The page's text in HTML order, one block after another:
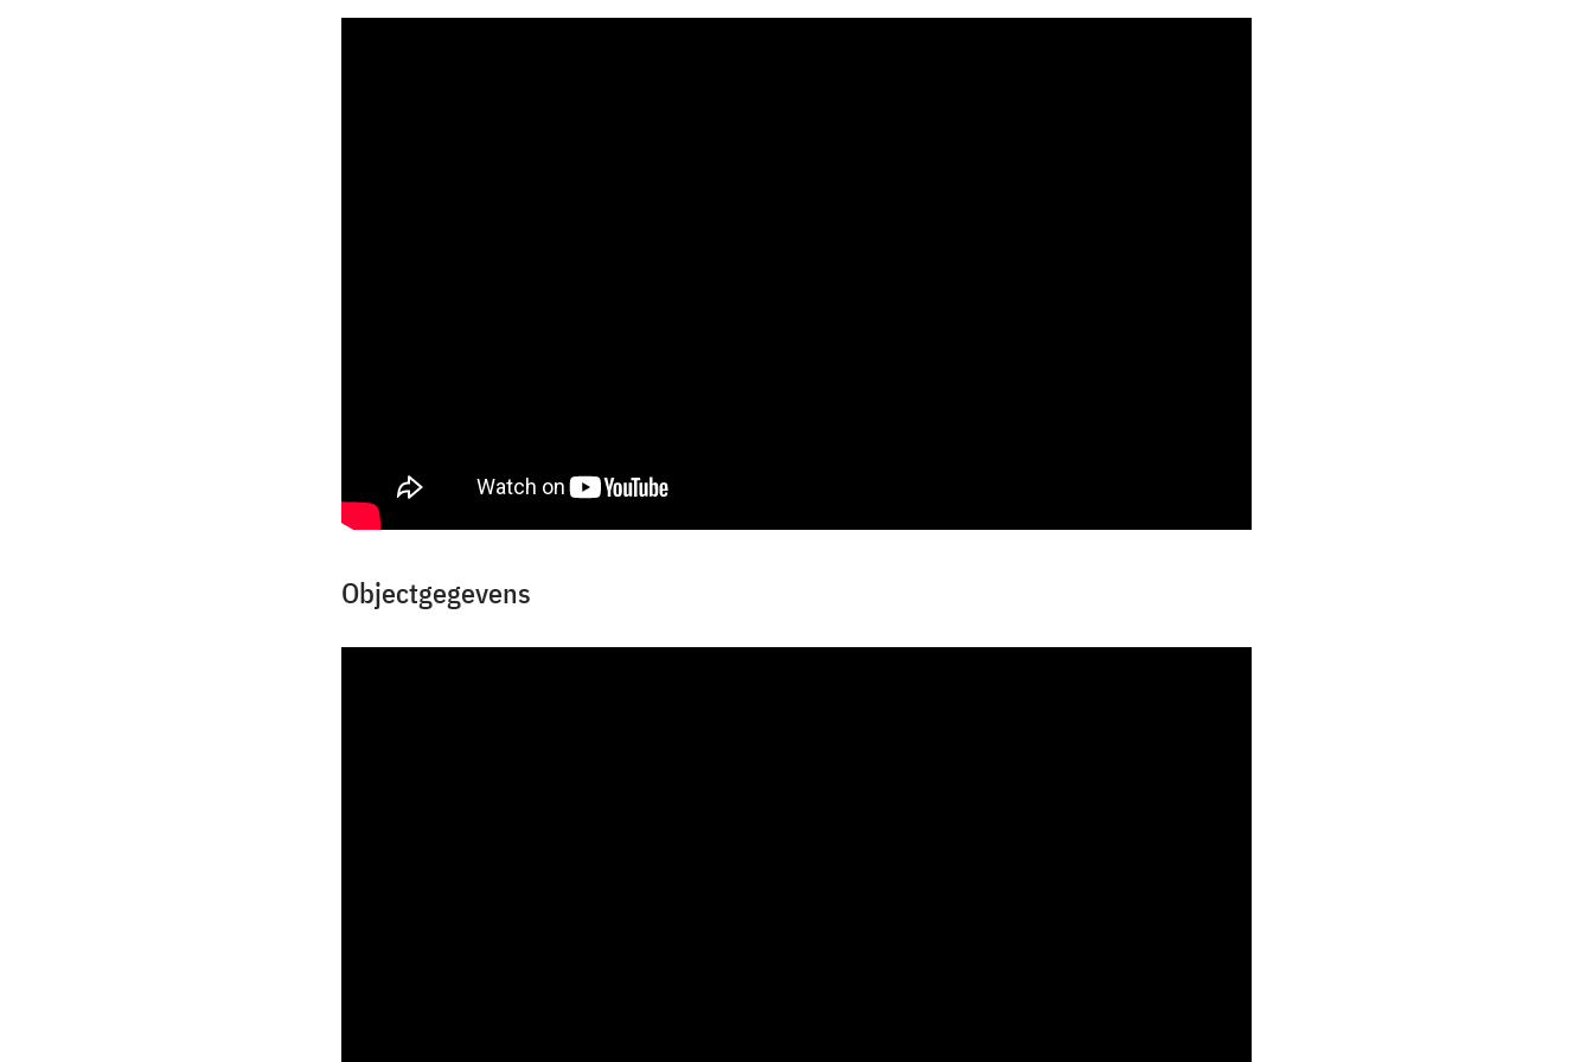
Objectgegevens